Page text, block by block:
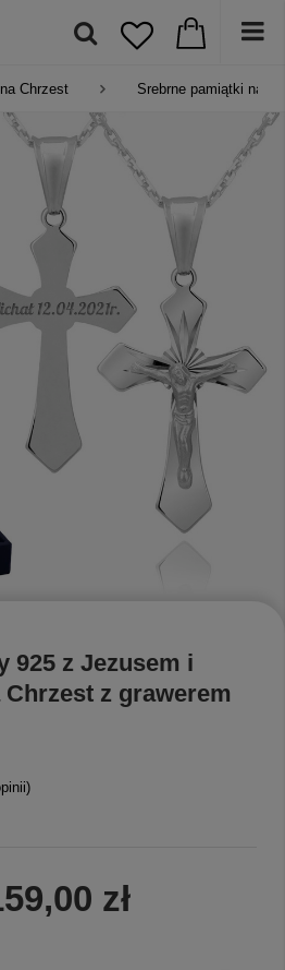
Chrzest Srebrne pamiątki na
925 z Jezusem i
Chrzest z grawerem
zł